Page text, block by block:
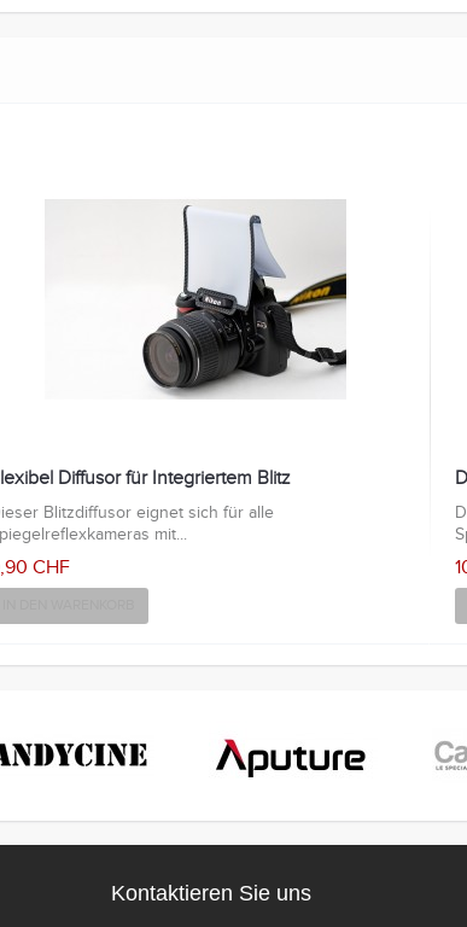
Diffusor für Integriertem Blitz
Blitzdiffusor eignet sich für alle
mit...
CHF
Kontaktieren Sie uns